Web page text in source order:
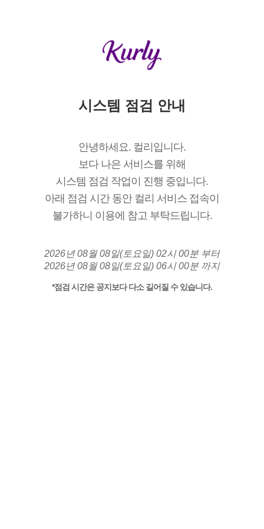
시스템 점검 안내
안녕하세요. 컬리입니다.
보다 나은 서비스를 위해
시스템 점검 작업이 진행 중입니다.
아래 점검 시간 동안 컬리 서비스 접속이
불가하니 이용에 참고 부탁드립니다.
2026년 08월 08일(토요일) 02시 00분 부터
2026년 08월 08일(토요일) 06시 00분 까지
*점검 시간은 공지보다 다소 길어질 수 있습니다.